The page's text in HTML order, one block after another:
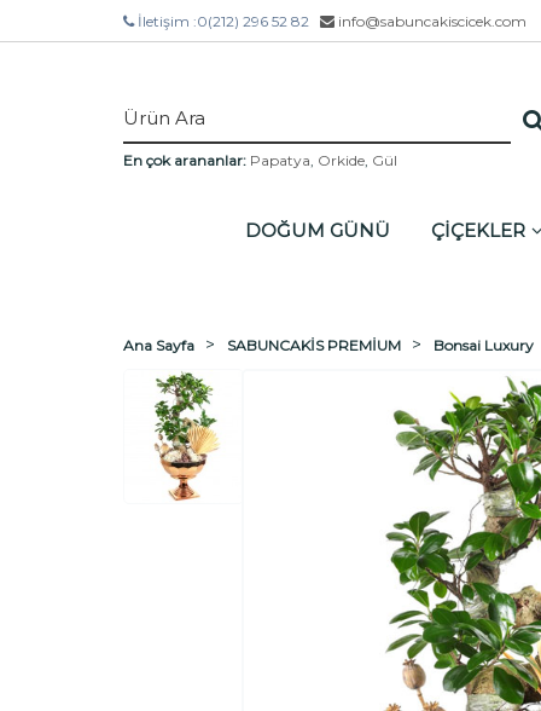
İletişim :0(212) 296 52 82 info@sabuncakiscicek.com
En çok arananlar: Papatya, Orkide, Gül
DOĞUM GÜNÜ ÇİÇEKLER
Ana Sayfa SABUNCAKİS PREMİUM Bonsai Luxury